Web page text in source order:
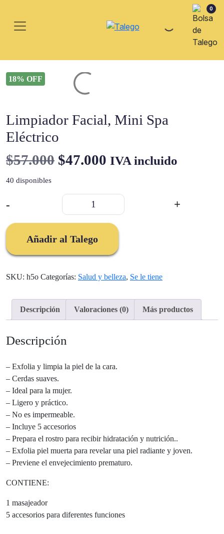
0
18% OFF
Limpiador Facial, Mini Spa
Eléctrico
$57.000 El
original
era:
$57.000.
$47.000 El
actual
es:
$47.000.
IVA incluido
40 disponibles
-
Limpiador
Mini
Eléctrico
cantidad
+
Añadir al Talego
SKU: h5o Categorías: Salud y belleza, Se le tiene
Descripción Valoraciones (0) Más productos
Descripción
– Exfolia y limpia la piel de la cara.
– Cerdas suaves.
– Ideal para la mujer.
– Ligero y práctico.
– No es impermeable.
– Incluye 5 accesorios
– Prepara el rostro para recibir hidratación y nutrición..
– Exfolia piel muerta para revelar una piel radiante y joven.
– Previene el envejecimiento prematuro.
CONTIENE:
1 masajeador
5 accesorios para diferentes funciones